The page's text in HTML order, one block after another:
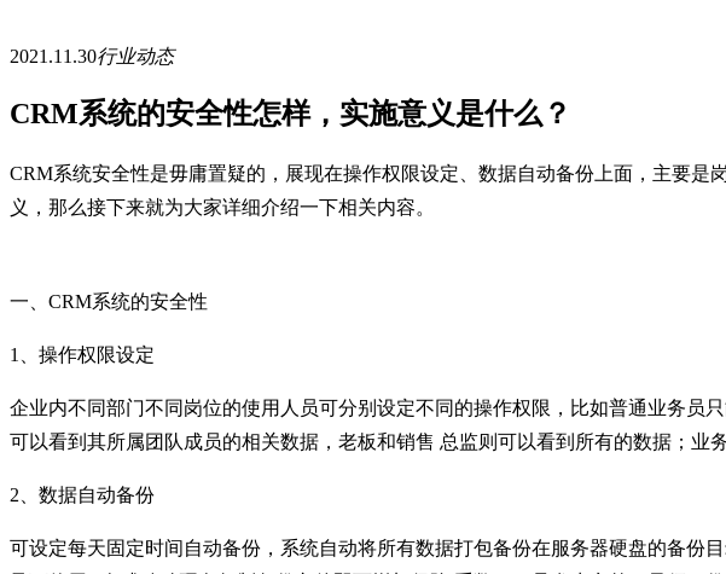
2021.11.30行业动态
CRM系统的安全性怎样，实施意义是什么？
CRM系统安全性是毋庸置疑的，展现在操作权限设定、数据自动备份上面，主要
义，那么接下来就为大家详细介绍一下相关内容。
一、CRM系统的安全性
1、操作权限设定
企业内不同部门不同岗位的使用人员可分别设定不同的操作权限，比如普通业务员
可以看到其所属团队成员的相关数据，老板和销售 总监则可以看到所有的数据；业
2、数据自动备份
可设定每天固定时间自动备份，系统自动将所有数据打包备份在服务器硬盘的备份